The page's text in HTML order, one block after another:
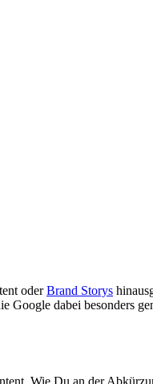
oderBrand Storys
Google dabei besonders